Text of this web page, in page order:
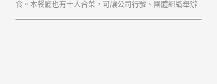
食。本餐廳也有十人合菜，可讓公司行號、團體組織舉辦